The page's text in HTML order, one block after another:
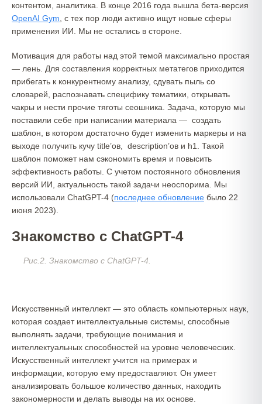
контентом, аналитика. В конце 2016 года вышла бета-версия
OpenAI Gym , с тех пор люди активно ищут новые сферы
применения ИИ. Мы не остались в стороне.
Мотивация для работы над этой темой максимально простая
— лень. Для составления корректных метатегов приходится
прибегать к конкурентному анализу, сдувать пыль со
словарей, распознавать специфику тематики, открывать
чакры и нести прочие тяготы сеошника. Задача, которую мы
поставили себе при написании материала — создать
шаблон, в котором достаточно будет изменить маркеры и на
выходе получить кучу title’ов, description’ов и h1. Такой
шаблон поможет нам сэкономить время и повысить
эффективность работы. С учетом постоянного обновления
версий ИИ, актуальность такой задачи неоспорима. Мы
использовали ChatGPT-4 (последнее обновление было 22
июня 2023).
Знакомство с ChatGPT-4
Рис.2. Знакомство с ChatGPT-4.
Искусственный интеллект — это область компьютерных наук,
которая создает интеллектуальные системы, способные
выполнять задачи, требующие понимания и
интеллектуальных способностей на уровне человеческих.
Искусственный интеллект учится на примерах и
информации, которую ему предоставляют. Он умеет
анализировать большое количество данных, находить
закономерности и делать выводы на их основе.